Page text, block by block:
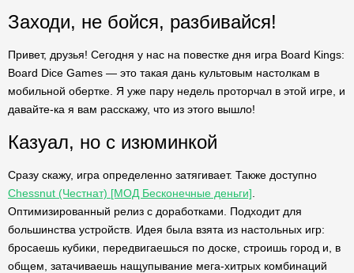
Заходи, не бойся, разбивайся!
Привет, друзья! Сегодня у нас на повестке дня игра Board Kings:
Board Dice Games — это такая дань культовым настолкам в
мобильной обертке. Я уже пару недель проторчал в этой игре, и
давайте-ка я вам расскажу, что из этого вышло!
Казуал, но с изюминкой
Сразу скажу, игра определенно затягивает. Также доступно
Chessnut (Честнат) [МОД Бесконечные деньги]
Оптимизированный релиз с доработками. Подходит для
большинства устройств. Идея была взята из настольных игр:
бросаешь кубики, передвигаешься по доске, строишь город и, в
общем, затачиваешь нащупывание мега-хитрых комбинаций